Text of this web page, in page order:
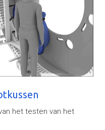
het testen van het